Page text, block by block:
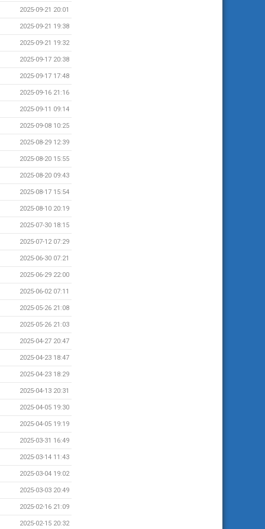
2025-09-21 20:01
2025-09-21 19:38
2025-09-21 19:32
2025-09-17 20:38
2025-09-17 17:48
2025-09-16 21:16
2025-09-11 09:14
2025-09-08 10:25
2025-08-29 12:39
2025-08-20 15:55
2025-08-20 09:43
2025-08-17 15:54
2025-08-10 20:19
2025-07-30 18:15
2025-07-12 07:29
2025-06-30 07:21
2025-06-29 22:00
2025-06-02 07:11
2025-05-26 21:08
2025-05-26 21:03
2025-04-27 20:47
2025-04-23 18:47
2025-04-23 18:29
2025-04-13 20:31
2025-04-05 19:30
2025-04-05 19:19
2025-03-31 16:49
2025-03-14 11:43
2025-03-04 19:02
2025-03-03 20:49
2025-02-16 21:09
2025-02-15 20:32